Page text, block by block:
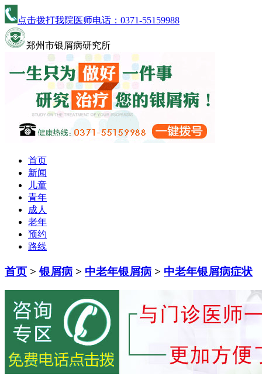
点击拨打我院医师电话： 0371-55159988
郑州市银屑病研究所
首页
新闻
儿童
青年
成人
老年
预约
路线
首页 >银屑病 > 中老年银屑病 > 中老年银屑病症状